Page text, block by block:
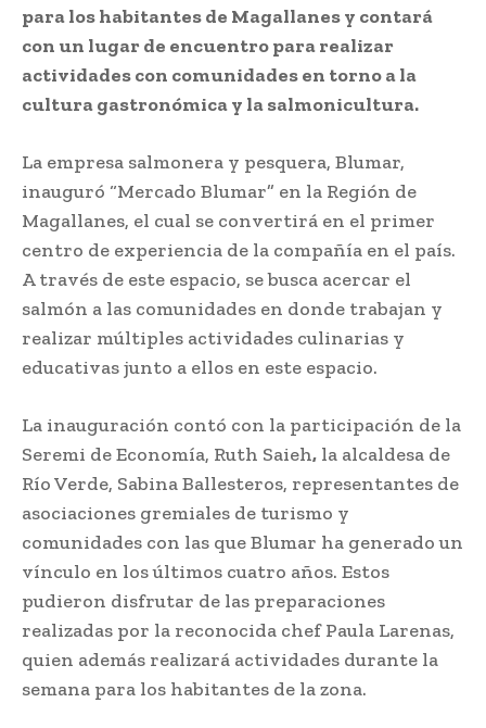
para los habitantes de Magallanes y contará
con un lugar de encuentro para realizar
actividades con comunidades en torno a la
cultura gastronómica y la salmonicultura.
La empresa salmonera y pesquera, Blumar,
inauguró “Mercado Blumar” en la Región de
Magallanes, el cual se convertirá en el primer
centro de experiencia de la compañía en el país.
A través de este espacio, se busca acercar el
salmón a las comunidades en donde trabajan y
realizar múltiples actividades culinarias y
educativas junto a ellos en este espacio.
La inauguración contó con la participación de la
Seremi de Economía, Ruth Saieh, la alcaldesa de
Río Verde, Sabina Ballesteros, representantes de
asociaciones gremiales de turismo y
comunidades con las que Blumar ha generado un
vínculo en los últimos cuatro años. Estos
pudieron disfrutar de las preparaciones
realizadas por la reconocida chef Paula Larenas,
quien además realizará actividades durante la
semana para los habitantes de la zona.